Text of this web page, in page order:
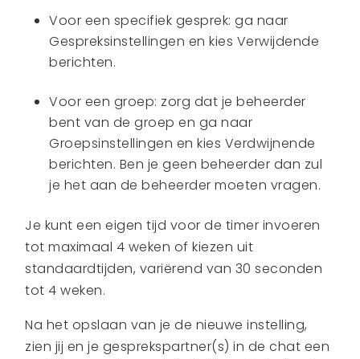
Voor een specifiek gesprek: ga naar
Gespreksinstellingen en kies Verwijdende
berichten.
Voor een groep: zorg dat je beheerder
bent van de groep en ga naar
Groepsinstellingen en kies Verdwijnende
berichten. Ben je geen beheerder dan zul
je het aan de beheerder moeten vragen.
Je kunt een eigen tijd voor de timer invoeren
tot maximaal 4 weken of kiezen uit
standaardtijden, variërend van 30 seconden
tot 4 weken.
Na het opslaan van je de nieuwe instelling,
zien jij en je gesprekspartner(s) in de chat een